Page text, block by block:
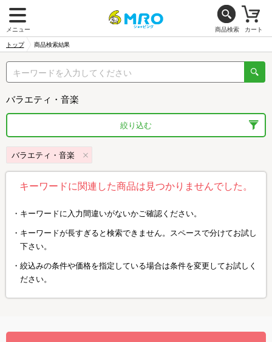
メニュー 商品検索 カート
トップ 商品検索結果
バラエティ・音楽
絞り込む
バラエティ・音楽
キーワードに関連した商品は見つかりませんでした。
キーワードに入力間違いがないかご確認ください。
キーワードが長すぎると検索できません。スペースで分けてお試し
下さい。
絞込みの条件や価格を指定している場合は条件を変更してお試しく
ださい。